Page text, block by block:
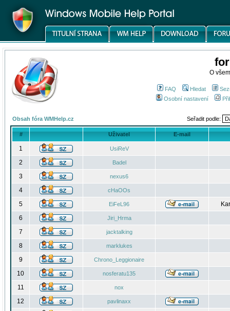
O
FAQ Hledat
Osobní nastavení
Obsah fóra WMHelp.cz Seřadit podle:
# Uživatel E-mail
1 UsiReV
2 Badel
3 nexus6
4 cHaOOs
5 EiFeL96
6
Jiri_Hrma
7 jacktalking
8 marklukes
9 Chrono_Leggionaire
10 nosferatu135
11 nox
12 pavlinaxx